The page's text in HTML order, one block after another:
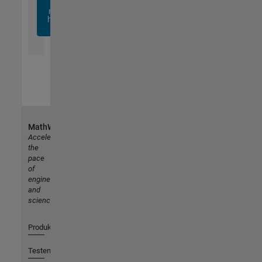
noch
heute
MathWorks
Accelerating
the
pace
of
engineering
and
science
Produkte
Testen oder Kaufen